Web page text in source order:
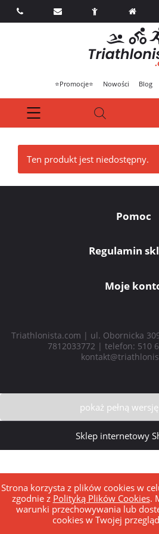
Strona korzysta z plików cookies w
zgodnie z Polityką Plików Cookies.
warunki przechowywania lub
cookies w Twojej
⭐Promocje⭐ Nowości Blog
Ten produkt jest niedostępny.
Pomoc
Regulamin
Moje
Triathlonista.com | ul. Obornicka
7812033772 | telefon: 510
pokaż pełną
Sklep internetowy